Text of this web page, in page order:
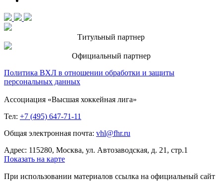
Титульный партнер
Официальный партнер
Политика ВХЛ в отношении обработки и защиты
персональных данных
Ассоциация «Высшая хоккейная лига»
Тел: +7 (495) 647-71-11
Общая электронная почта: vhl@fhr.ru
Адрес: 115280, Москва, ул. Автозаводская, д. 21, стр.1
Показать на карте
При использовании материалов ссылка на официальный сайт